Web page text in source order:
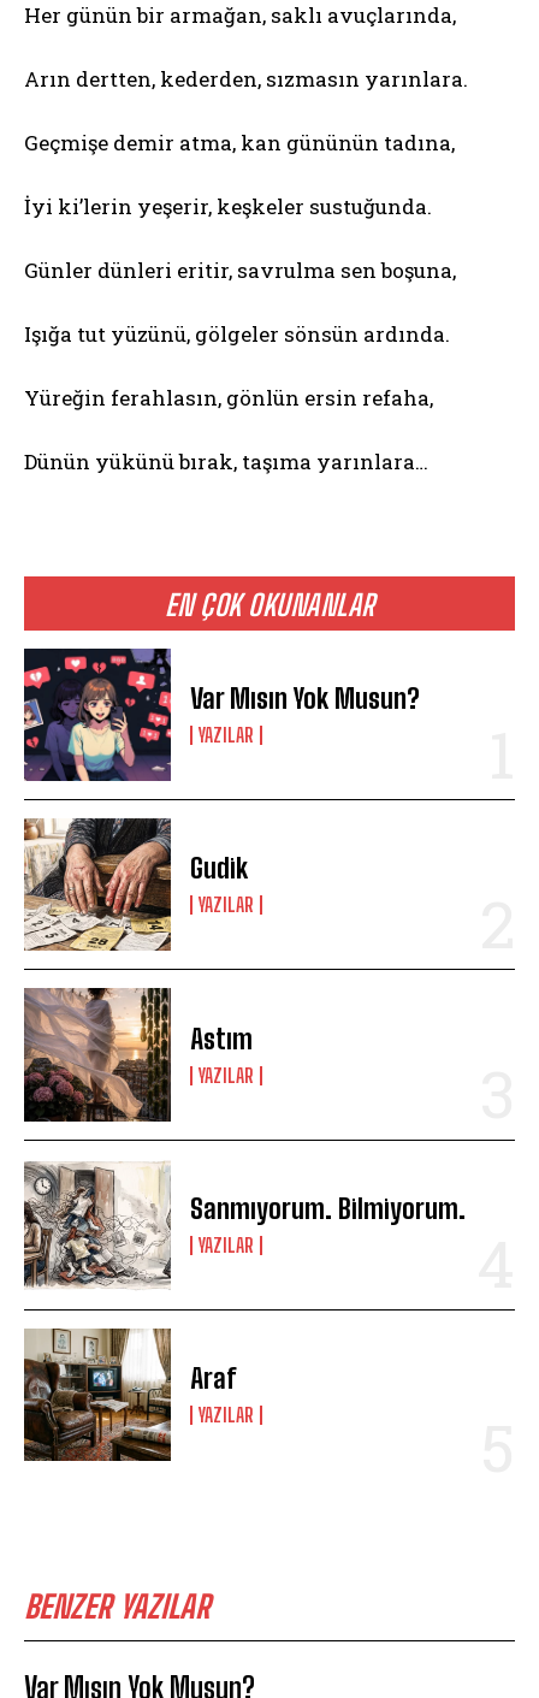
EN ÇOK OKUNANLAR
Var Mısın Yok Musun?
YAZILAR
Gudik
YAZILAR
Astım
YAZILAR
Sanmıyorum. Bilmiyorum.
YAZILAR
Araf
YAZILAR
BENZER YAZILAR
Var Mısın Yok Musun?
Her günün bir armağan, saklı avuçlarında,
Arın dertten, kederden, sızmasın yarınlara.
Geçmişe demir atma, kan gününün tadına,
İyi ki’lerin yeşerir, keşkeler sustuğunda.
Günler dünleri eritir, savrulma sen boşuna,
Işığa tut yüzünü, gölgeler sönsün ardında.
Yüreğin ferahlasın, gönlün ersin refaha,
Dünün yükünü bırak, taşıma yarınlara…